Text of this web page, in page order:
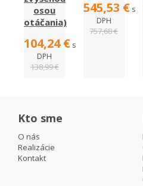
osou
otáčania)
104,24 € s
DPH
138,99 €
545,53 € s
DPH
757,68 €
Kto sme
O nás
Realizácie
Kontakt